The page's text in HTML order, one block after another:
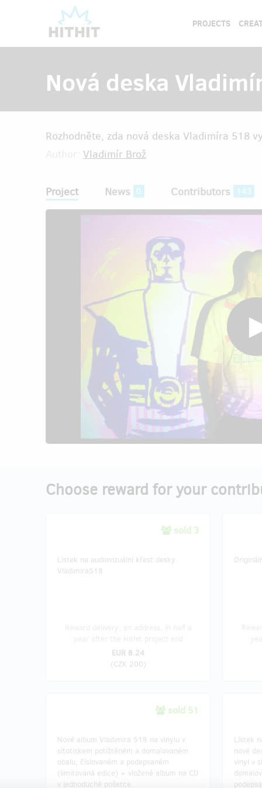
PROJECTS
Nová deska
Rozhodněte, zda nová deska Vladimíra 518
Vladimír Brož
Project News 0 Contributors 143
Choose reward for your
sold 3
Lístek na audiovizuální křest desky
Vladimira518
EUR 8.24
(CZK 200)
sold 51
Nové album Vladimira 518 na vinylu v
sítotiskem potištěném a domalovaném
obalu, číslovaném a podepsaném
(limitovaná edice) + vložené album na CD
v jednoduché pošetce.
Lístek
nové
vinyl v